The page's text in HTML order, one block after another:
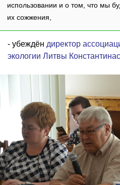
использовании и о том, что мы
их сожжения,
- убеждён директор
экологии Литвы